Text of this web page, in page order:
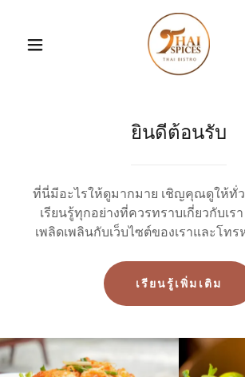
ยินดีต้อนรับ
ที่นี่มีอะไรให้ดูมากมาย เชิญคุณดูให้ทั่
เรียนรู้ทุกอย่างที่ควรทราบเกี่ยวกับเร
เพลิดเพลินกับเว็บไซต์ของเราและโทร
เรียนรู้เพิ่มเติม